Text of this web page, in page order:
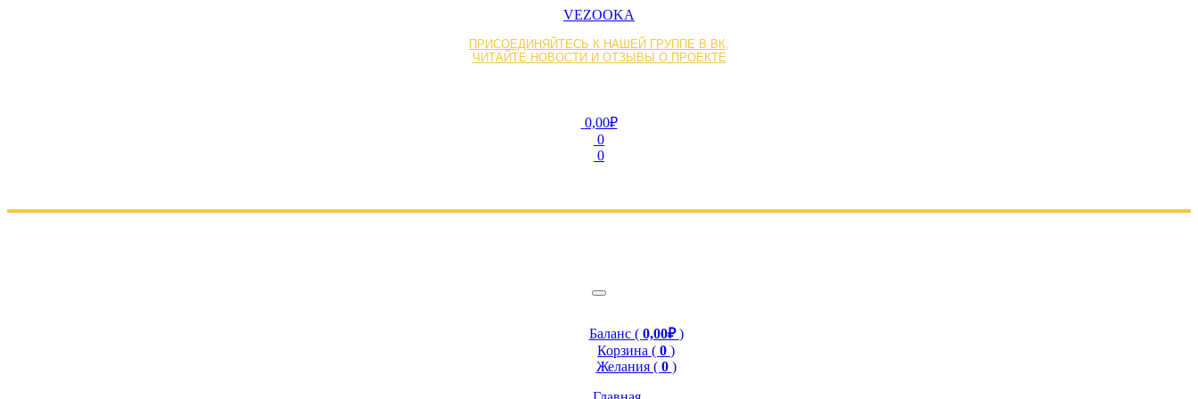
VEZOOKA
ПРИСОЕДИНЯЙТЕСЬ К НАШЕЙ ГРУППЕ В ВК,
ЧИТАЙТЕ НОВОСТИ И ОТЗЫВЫ О ПРОЕКТЕ
0,00₽
0
0
Баланс ( 0,00₽)
Корзина ( 0 )
Желания ( 0 )